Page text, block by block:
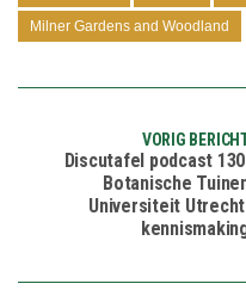
Milner Gardens and Woodland
VORIG
Discutafel podcast
Botanische
Universiteit